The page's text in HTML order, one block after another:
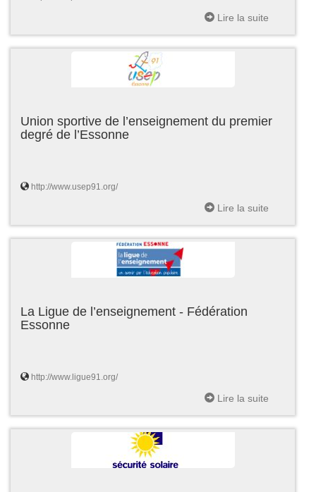
Lire la suite
Union sportive de l’enseignement du premier
degré de l’Essonne
http://www.usep91.org/
Lire la suite
La Ligue de l’enseignement - Fédération
Essonne
http://www.ligue91.org/
Lire la suite